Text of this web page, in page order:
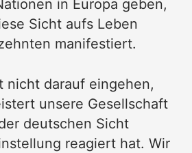
in Europa geben,
Sicht aufs Leben
manifestiert.
nicht darauf eingehen,
unsere Gesellschaft
deutschen Sicht
reagiert hat. Wir